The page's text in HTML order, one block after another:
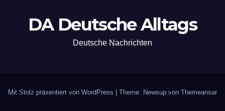
DA Deutsche Alltags
Deutsche Nachrichten
Mit Stolz präsentiert von WordPress | Theme: Newsup von Themeansar